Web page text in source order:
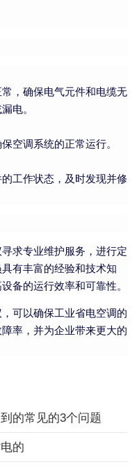
，确保电气元件和电缆无
电。
空调系统的正常运行。
工作状态，及时发现并修
求专业维护服务，进行定
有丰富的经验和技术知
备的运行效率和可靠性。
可以确保工业省电空调的
率，并为企业带来更大的
的常见的3个问题
的